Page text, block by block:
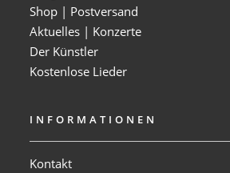
Shop | Postversand
Aktuelles | Konzerte
Der Künstler
Kostenlose Lieder
INFORMATIONEN
Kontakt